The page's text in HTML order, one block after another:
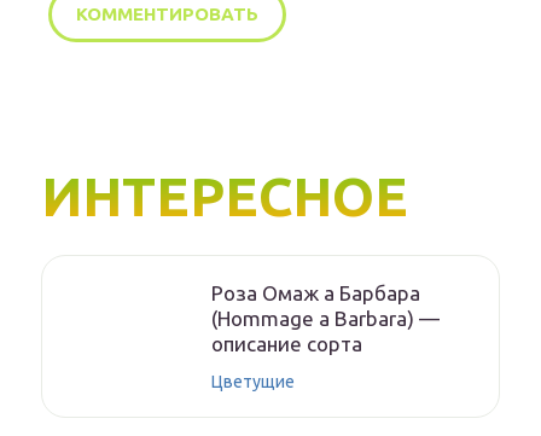
ИНТЕРЕСНОЕ
Роза Омаж а Барбара
(Hommage a Barbara) —
описание сорта
Цветущие